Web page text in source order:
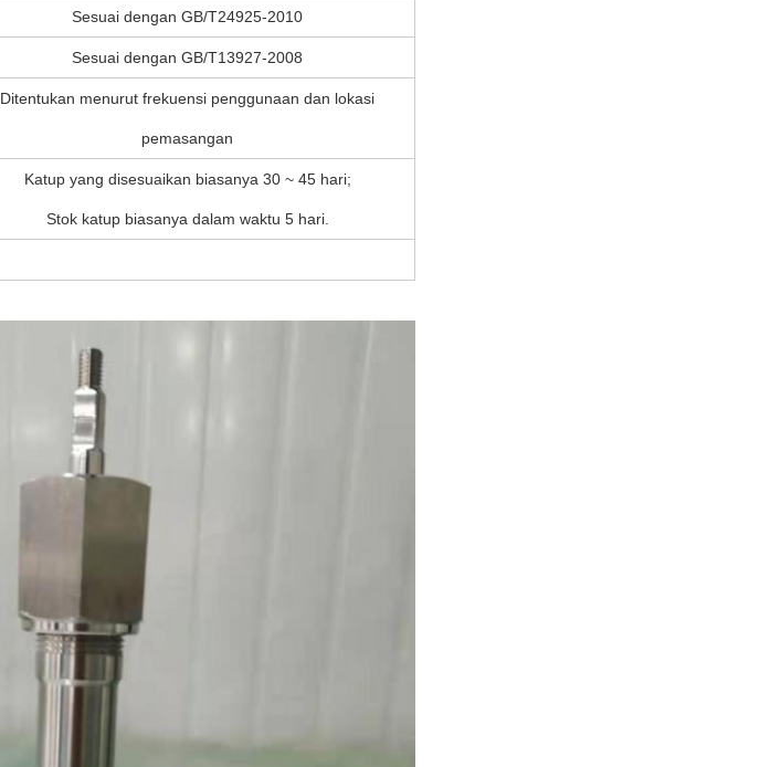
Sesuai dengan GB/T24925-2010
Sesuai dengan GB/T13927-2008
Ditentukan menurut frekuensi penggunaan dan lokasi
pemasangan
Katup yang disesuaikan biasanya 30 ~ 45 hari;
Stok katup biasanya dalam waktu 5 hari.